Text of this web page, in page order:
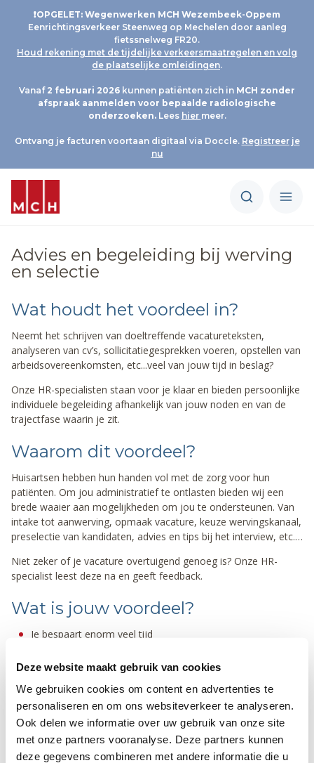
Deze website maakt gebruik van cookies
We gebruiken cookies om content en advertenties te
personaliseren en om ons websiteverkeer te analyseren.
Ook delen we informatie over uw gebruik van onze site
met onze partners vooranalyse. Deze partners kunnen
deze gegevens combineren met andere informatie die u
❗OPGELET: Wegenwerken MCH Wezembeek-Oppem
Eenrichtingsverkeer Steenweg op Mechelen door aanleg
fietssnelweg FR20.
Houd rekening met de tijdelijke verkeersmaatregelen en volg
de plaatselijke omleidingen.
Vanaf 2 februari 2026 kunnen patiënten zich in MCH zonder
afspraak aanmelden voor bepaalde radiologische
onderzoeken.Lees hier meer.
Ontvang je facturen voortaan digitaal via Doccle. Registreer je
nu
Advies en begeleiding bij werving
en selectie
Wat houdt het voordeel in?
Neemt het schrijven van doeltreffende vacatureteksten,
analyseren van cv’s, sollicitatiegesprekken voeren, opstellen van
arbeidsovereenkomsten, etc...veel van jouw tijd in beslag?
Onze HR-specialisten staan voor je klaar en bieden persoonlijke
individuele begeleiding afhankelijk van jouw noden en van de
trajectfase waarin je zit.
Waarom dit voordeel?
Huisartsen hebben hun handen vol met de zorg voor hun
patiënten. Om jou administratief te ontlasten bieden wij een
brede waaier aan mogelijkheden om jou te ondersteunen. Van
intake tot aanwerving, opmaak vacature, keuze wervingskanaal,
preselectie van kandidaten, advies en tips bij het interview, etc.…
Niet zeker of je vacature overtuigend genoeg is? Onze HR-
specialist leest deze na en geeft feedback.
Wat is jouw voordeel?
Je bespaart enorm veel tijd
Je vindt sneller een geschikte kandidaat voor de functie
Je krijgt toegang tot getalenteerde medewerkers via onze
wervingsreservelijst
Hoe geniet je van dit voordeel?
Neem contact op met onze HR- specialisten via mail